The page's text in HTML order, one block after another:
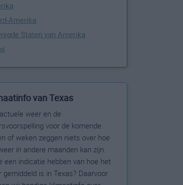
Amerika
Staten van Amerika
van Texas
weer en de
voor de komende
of weken zeggen niets over hoe
in andere maanden kan zijn.
een indicatie hebben van hoe het
gemiddeld is in Texas? Daarvoor